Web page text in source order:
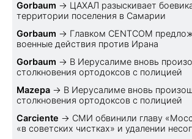
Gorbaum → ЦАХАЛ разыскивает
территории поселения в Самарии
Gorbaum → Главком CENTCOM
военные действия против Ирана
Gorbaum → В Иерусалиме вновь
столкновения ортодоксов с полицией
Mazepa → В Иерусалиме вновь
столкновения ортодоксов с полицией
Carciente → СМИ обвинили главу
«в советских чистках» и удалении